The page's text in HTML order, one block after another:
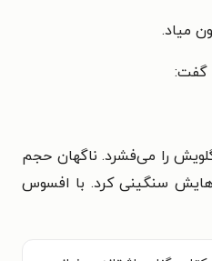
میاد.
گفت:
را می‌فشرد. ناگهان حجم
سنگینی کرد. با افسوس